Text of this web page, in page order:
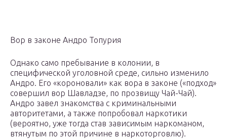
Вор в законе Андро Топурия
Однако само пребывание в колонии, в
специфической уголовной среде, сильно изменило
Андро. Его «короновали» как вора в законе («подход»
совершил вор Шавладзе, по прозвищу Чай-Чай).
Андро завел знакомства с криминальными
авторитетами, а также попробовал наркотики
(вероятно, уже тогда став зависимым наркоманом,
втянутым по этой причине в наркоторговлю).